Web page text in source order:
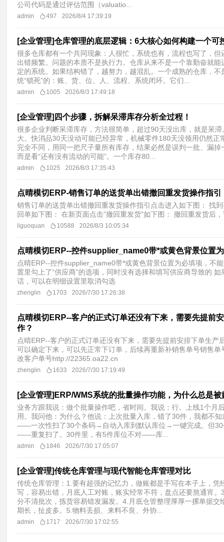
公司代码是通过评估范围（valuatio...
admin 497 2026/8/4 17:39:19
[企业管理]仓库管理的底层逻辑：6大核心如何构建一个可
很多仓库都有一个共同现象：人很忙，系统也有，流程也写了，但
出错频繁。问题的本质不是执行力。仓库从来不是一个靠勤奋就
定的系统。如果结构错了，越努力，越混乱。一个成熟的仓库，
统“锁死”的：账、货、位、人、流程、系统闭环。它们...
admin 1005 2026/8/3 17:49:18
[企业管理]四个步骤，拆解呆滞库存分析全过程！
很多企业判断呆滞库存，方法很简单，超过90天没出库，就是呆
大。快消品30天没动可能已经异常，机械零件180天没领用仍然正
完全不同，用同一把尺子量所有库存，结果必然是误判一批、漏掉
而是看“还有没有流动的可能”。一个库存80...
admin 1025 2026/8/3 17:35:43
点晴模切ERP-销售订单的送货单出错撤回重发货操作指引
销售订单的送货单出错撤回重发货操作指引​ ​点击进入如下图： 找
回单如下图： 在新页面点击”撤回重发货”如下图： 撤回重发货后
liguoquan 10588 2026/8/3 10:05:34
点晴模切ERP--控件supplier_name0带*或黄色背景位置
点晴ERP--控件supplier_name0带*或黄色背景位置为必填项，不
置里勾上了“供应商”的选项，同时没有选择和填写供应商导致的
话，可以在明细设置里取消勾选
zhenglin 1703 2026/7/30 17:26:38
点晴模切ERP--客户的正式订单还没有下来，需要先提前
作？
点晴ERP--客户的正式订单还没有下来，需要先提前安排下单生
可以确定下来，可以先正常下订单，后续再重新补销售单号销售
改客户单号http://22365.oa22.cn
zhenglin 1633 2026/7/30 17:19:49
[企业管理]ERP/WMS系统的批量操作功能，为什么总是被
业务方跟我说：做个批量操作吧，省时间。我说：行。上线1个月
用。我问他：为什么？他说：上次批量入库，错了30件，我都不
——一次性扫了30个条码→自动入库到默认库位→一键完成。但30
——重复扫了。30件里，有5件库位不对——库...
admin 1846 2026/7/30 17:05:07
[企业管理]传统仓库管理与现代智能仓库管理对比
传统仓库管理：1.要有超强的记忆力，做账都是手写在本子上，凭
写，容易出错，月底人工对账，账实经常不符，盘点还要熬通宵。
分不清批次，拣货容易错发漏发。4.月底仓管整理厚厚一摞单据交
期长，扯皮多。5.物料丢损、来料不良、外协...
admin 1717 2026/7/30 17:02:55